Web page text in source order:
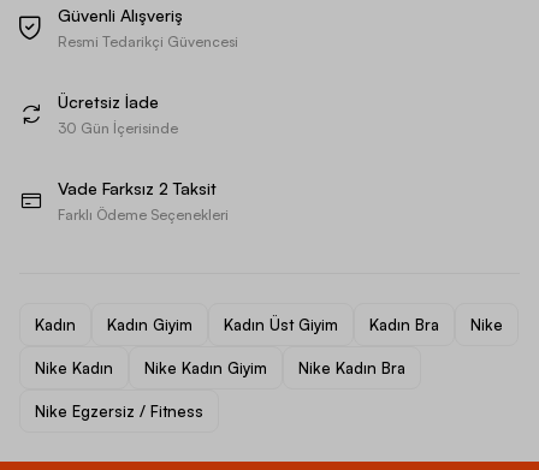
Güvenli Alışveriş
Resmi Tedarikçi Güvencesi
Ücretsiz İade
30 Gün İçerisinde
Vade Farksız 2 Taksit
Farklı Ödeme Seçenekleri
Kadın Kadın Giyim Kadın Üst Giyim Kadın Bra Nike
Nike Kadın Nike Kadın Giyim Nike Kadın Bra
Nike Egzersiz / Fitness